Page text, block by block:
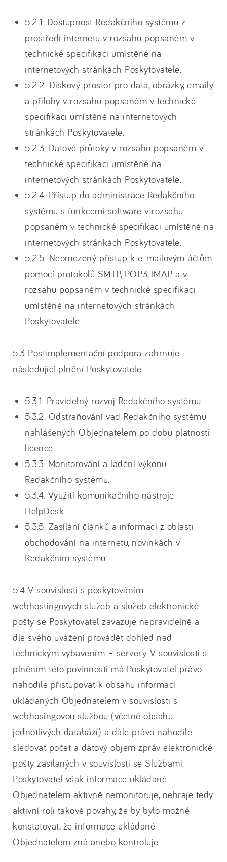
5.2.1. Dostupnost Redakčního systému z
prostředí internetu v rozsahu popsaném v
technické specifikaci umístěné na
internetových stránkách Poskytovatele.
5.2.2. Diskový prostor pro data, obrázky, emaily
a přílohy v rozsahu popsaném v technické
specifikaci umístěné na internetových
stránkách Poskytovatele.
5.2.3. Datové průtoky v rozsahu popsaném v
technické specifikaci umístěné na
internetových stránkách Poskytovatele.
5.2.4. Přístup do administrace Redakčního
systému s funkcemi software v rozsahu
popsaném v technické specifikaci umístěné na
internetových stránkách Poskytovatele.
5.2.5. Neomezený přístup k e-mailovým účtům
pomocí protokolů SMTP, POP3, IMAP a v
rozsahu popsaném v technické specifikaci
umístěné na internetových stránkách
Poskytovatele.
5.3 Postimplementační podpora zahrnuje
následující plnění Poskytovatele:
5.3.1. Pravidelný rozvoj Redakčního systému.
5.3.2. Odstraňování vad Redakčního systému
nahlášených Objednatelem po dobu platnosti
licence.
5.3.3. Monitorování a ladění výkonu
Redakčního systému.
5.3.4. Využití komunikačního nástroje
HelpDesk.
5.3.5. Zasílání článků a informací z oblasti
obchodování na internetu, novinkách v
Redakčním systému.
5.4 V souvislosti s poskytováním
webhostingových služeb a služeb elektronické
pošty se Poskytovatel zavazuje nepravidelně a
dle svého uvážení provádět dohled nad
technickým vybavením – servery. V souvislosti s
plněním této povinnosti má Poskytovatel právo
nahodile přistupovat k obsahu informací
ukládaných Objednatelem v souvislosti s
webhosingovou službou (včetně obsahu
jednotlivých databází) a dále právo nahodile
sledovat počet a datový objem zpráv elektronické
pošty zasílaných v souvislosti se Službami.
Poskytovatel však informace ukládané
Objednatelem aktivně nemonitoruje, nehraje tedy
aktivní roli takové povahy, že by bylo možné
konstatovat, že informace ukládané
Objednatelem zná anebo kontroluje.